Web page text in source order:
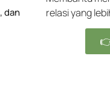
dan
relasi yang